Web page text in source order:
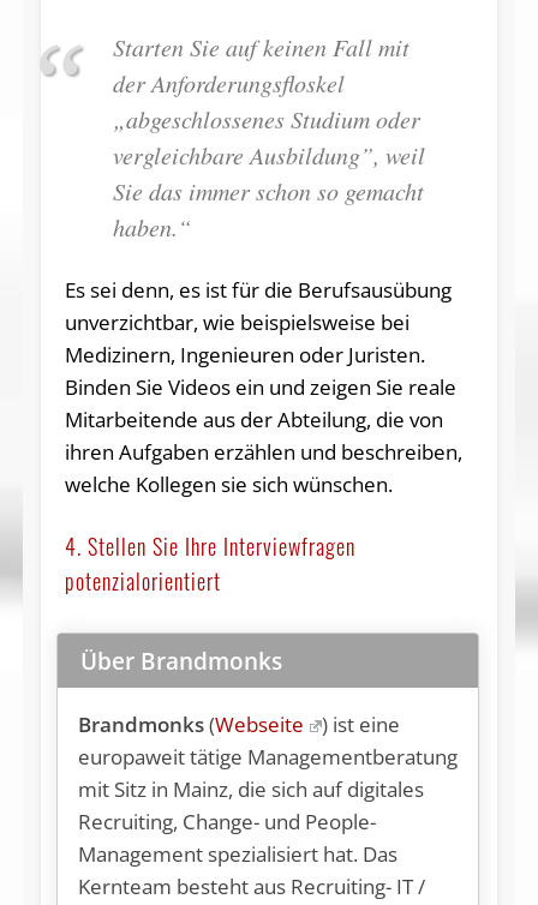
Starten Sie auf keinen Fall mit
der Anforderungsfloskel
„abgeschlossenes Studium oder
vergleichbare Ausbildung”, weil
Sie das immer schon so gemacht
haben.“
Es sei denn, es ist für die Berufsausübung
unverzichtbar, wie beispielsweise bei
Medizinern, Ingenieuren oder Juristen.
Binden Sie Videos ein und zeigen Sie reale
Mitarbeitende aus der Abteilung, die von
ihren Aufgaben erzählen und beschreiben,
welche Kollegen sie sich wünschen.
4. Stellen Sie Ihre Interviewfragen
potenzialorientiert
Über Brandmonks
Brandmonks(Webseite
) ist eine
europaweit tätige Managementberatung
mit Sitz in Mainz, die sich auf digitales
Recruiting, Change- und People-
Management spezialisiert hat. Das
Kernteam besteht aus Recruiting- IT /